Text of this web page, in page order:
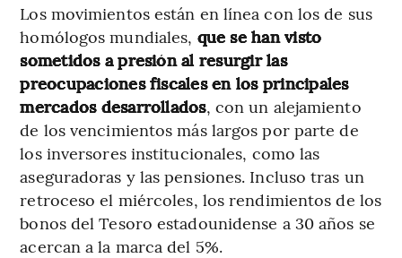
Los movimientos están en línea con los de sus
homólogos mundiales, que se han visto
sometidos a presión al resurgir las
preocupaciones fiscales en los principales
mercados desarrollados, con un alejamiento
de los vencimientos más largos por parte de
los inversores institucionales, como las
aseguradoras y las pensiones. Incluso tras un
retroceso el miércoles, los rendimientos de los
bonos del Tesoro estadounidense a 30 años se
acercan a la marca del 5%.